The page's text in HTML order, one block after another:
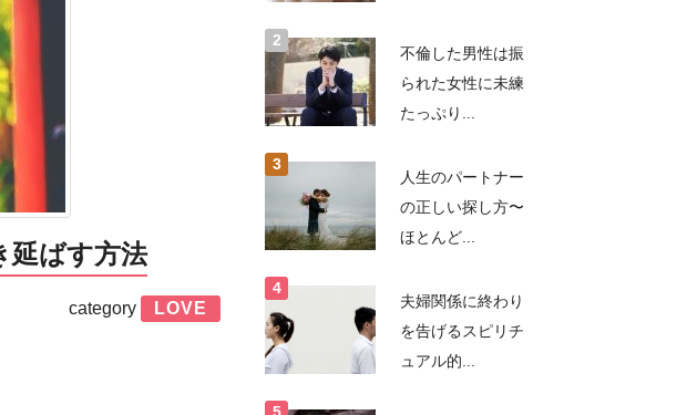
延ばす方法
category LOVE
不倫した男性は振
られた女性に未練
たっぷり...
人生のパートナー
の正しい探し方〜
ほとんど...
夫婦関係に終わり
を告げるスピリチ
ュアル的...